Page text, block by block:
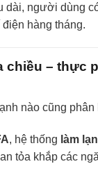
dài, người dùng
hàng tháng.
chiều – thực
nào cũng phân
, hệ thống làm
tỏa khắp các